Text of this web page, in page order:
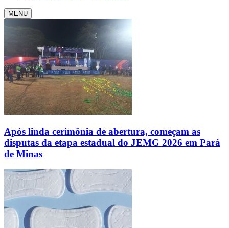
MENU
Após linda cerimônia de abertura, começam as
disputas da etapa estadual do JEMG 2026 em Pará
de Minas